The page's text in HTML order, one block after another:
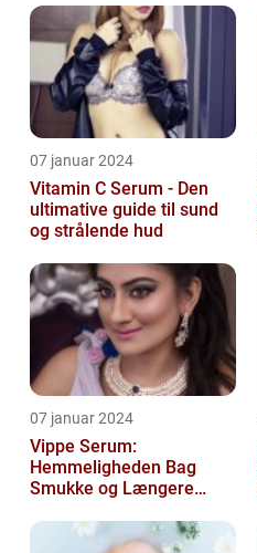
07 januar 2024
Vitamin C Serum - Den
ultimative guide til sund
og strålende hud
07 januar 2024
Vippe Serum:
Hemmeligheden Bag
Smukke og Længere